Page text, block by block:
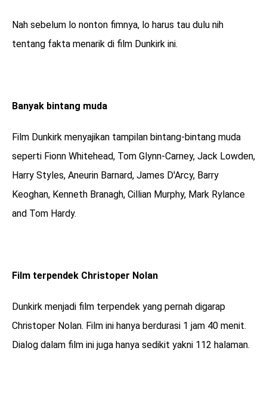
Nah sebelum lo nonton fimnya, lo harus tau dulu nih
tentang fakta menarik di film Dunkirk ini.
Banyak bintang muda
Film Dunkirk menyajikan tampilan bintang-bintang muda
seperti Fionn Whitehead, Tom Glynn-Carney, Jack Lowden,
Harry Styles, Aneurin Barnard, James D'Arcy, Barry
Keoghan, Kenneth Branagh, Cillian Murphy, Mark Rylance
and Tom Hardy.
Film terpendek Christoper Nolan
Dunkirk menjadi film terpendek yang pernah digarap
Christoper Nolan. Film ini hanya berdurasi 1 jam 40 menit.
Dialog dalam film ini juga hanya sedikit yakni 112 halaman.